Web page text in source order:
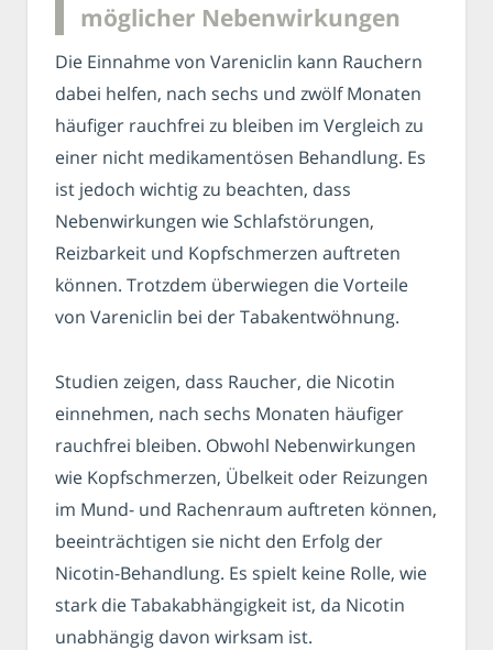
möglicher Nebenwirkungen
Die Einnahme von Vareniclin kann Rauchern
dabei helfen, nach sechs und zwölf Monaten
häufiger rauchfrei zu bleiben im Vergleich zu
einer nicht medikamentösen Behandlung. Es
ist jedoch wichtig zu beachten, dass
Nebenwirkungen wie Schlafstörungen,
Reizbarkeit und Kopfschmerzen auftreten
können. Trotzdem überwiegen die Vorteile
von Vareniclin bei der Tabakentwöhnung.
Studien zeigen, dass Raucher, die Nicotin
einnehmen, nach sechs Monaten häufiger
rauchfrei bleiben. Obwohl Nebenwirkungen
wie Kopfschmerzen, Übelkeit oder Reizungen
im Mund- und Rachenraum auftreten können,
beeinträchtigen sie nicht den Erfolg der
Nicotin-Behandlung. Es spielt keine Rolle, wie
stark die Tabakabhängigkeit ist, da Nicotin
unabhängig davon wirksam ist.